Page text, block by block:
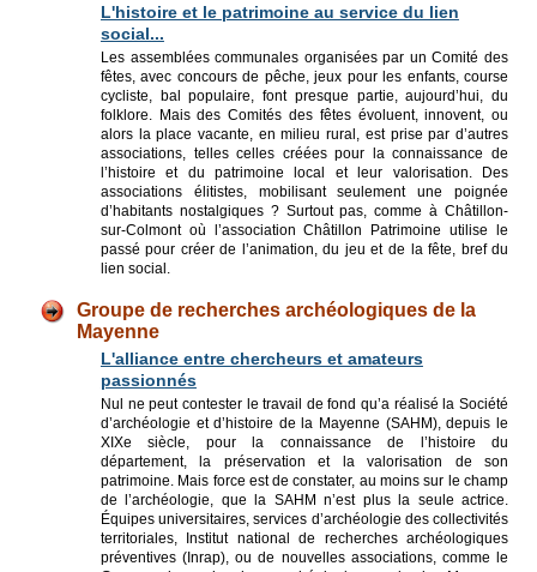
L'histoire et le patrimoine au service du lien
social...
Les assemblées communales organisées par un Comité des
fêtes, avec concours de pêche, jeux pour les enfants, course
cycliste, bal populaire, font presque partie, aujourd’hui, du
folklore. Mais des Comités des fêtes évoluent, innovent, ou
alors la place vacante, en milieu rural, est prise par d’autres
associations, telles celles créées pour la connaissance de
l’histoire et du patrimoine local et leur valorisation. Des
associations élitistes, mobilisant seulement une poignée
d’habitants nostalgiques ? Surtout pas, comme à Châtillon-
sur-Colmont où l’association Châtillon Patrimoine utilise le
passé pour créer de l’animation, du jeu et de la fête, bref du
lien social.
Groupe de recherches archéologiques de la
Mayenne
L'alliance entre chercheurs et amateurs
passionnés
Nul ne peut contester le travail de fond qu’a réalisé la Société
d’archéologie et d’histoire de la Mayenne (SAHM), depuis le
XIXe siècle, pour la connaissance de l’histoire du
département, la préservation et la valorisation de son
patrimoine. Mais force est de constater, au moins sur le champ
de l’archéologie, que la SAHM n’est plus la seule actrice.
Équipes universitaires, services d’archéologie des collectivités
territoriales, Institut national de recherches archéologiques
préventives (Inrap), ou de nouvelles associations, comme le